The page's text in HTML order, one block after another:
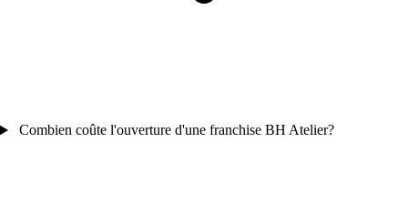
Combien coûte l'ouverture d'une franchise BH Atelier?